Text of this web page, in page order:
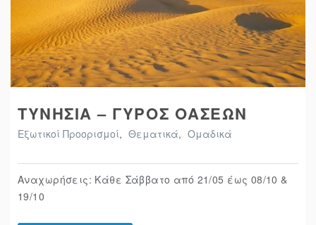
ΤΥΝΗΣΙΑ – ΓΥΡΟΣ ΟΑΣΕΩΝ
Εξωτικοί Προορισμοί, Θεματικά, Ομαδικά
Αναχωρήσεις: Κάθε Σάββατο από 21/05 έως 08/10 &
19/10